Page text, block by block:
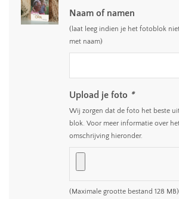
Naam of namen
(laat leeg indien je het fotoblok
met naam)
Upload je foto *
Wij zorgen dat de foto het beste
blok. Voor meer informatie over
omschrijving hieronder.
(Maximale grootte bestand 128 MB)